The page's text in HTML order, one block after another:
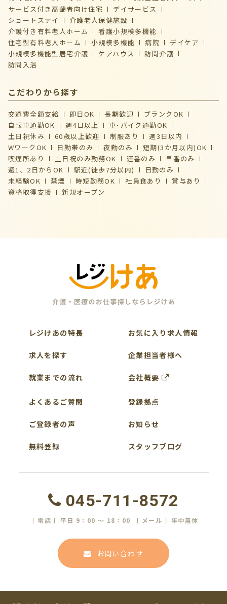
サービス付き高齢者向け住宅
デイサービス
ショートステイ
介護⽼⼈保健施設
介護付き有料老人ホーム
看護小規模多機能
住宅型有料老人ホーム
小規模多機能 病院
デイケア
⼩規模多機能型居宅介護
ケアハウス
訪問介護
訪問入浴
こだわりから探す
交通費全額支給 即日OK 長期歓迎
ブランクOK
自転車通勤OK
週4日以上
車･バイク通勤OK
土日祝休み
60歳以上歓迎 制服あり
週3日以内
WワークOK
日勤帯のみ 夜勤のみ
短期(3か月以内)OK
喫煙所あり
土日祝のみ勤務OK 遅番のみ
早番のみ
週1、2日からOK
駅近(徒歩7分以内)
日勤のみ
未経験OK
禁煙 時短勤務OK 社員食あり
賞与あり
資格取得支援
新規オープン
レジけあの特長
求人を探す
就業までの流れ
よくあるご質問
ご登録者の声
無料登録
お気に入り求人情報
企業担当者様へ
会社概要
登録拠点
お知らせ
スタッフブログ
045-711-8572
［ 電話 ］平日 9：00 ～ 18：00 ［ メール ］年中無休
お問い合わせ